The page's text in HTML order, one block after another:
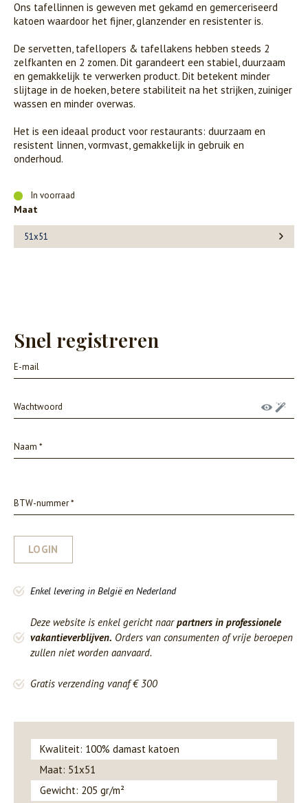
Ons tafellinnen is geweven met gekamd en gemerceriseerd
katoen waardoor het fijner, glanzender en resistenter is.
De servetten, tafellopers & tafellakens hebben steeds 2
zelfkanten en 2 zomen. Dit garandeert een stabiel, duurzaam
en gemakkelijk te verwerken product. Dit betekent minder
slijtage in de hoeken, betere stabiliteit na het strijken, zuiniger
wassen en minder overwas.
Het is een ideaal product voor restaurants: duurzaam en
resistent linnen, vormvast, gemakkelijk in gebruik en
onderhoud.
In voorraad
Maat
51x51
Snel registreren
LOGIN
Enkel levering in België en Nederland
Deze website is enkel gericht naarpartners in professionele
vakantieverblijven. Orders van consumenten of vrije beroepen
zullen niet worden aanvaard.
Gratis verzending vanaf € 300
Kwaliteit: 100% damast katoen
Maat: 51x51
Gewicht: 205 gr/m²